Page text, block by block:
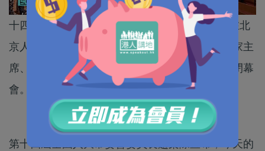
十四屆全國人大二次會議今日（11日）下午3時在北
京人民大會堂舉行閉幕會。中共中央總書記、國家主
席、中央軍委主席習近平等黨和國家領導人出席閉幕
會。
第十四屆全國人大常委會委員長趙樂際宣布，今天的